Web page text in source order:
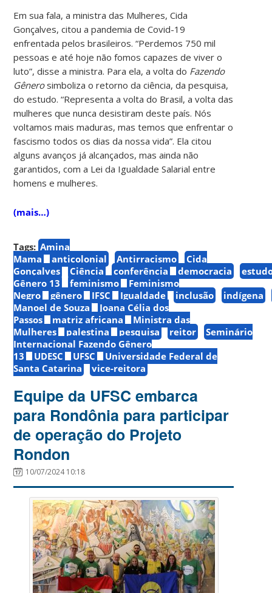
Em sua fala, a ministra das Mulheres, Cida
Gonçalves, citou a pandemia de Covid-19
enfrentada pelos brasileiros. “Perdemos 750 mil
pessoas e até hoje não fomos capazes de viver o
luto”, disse a ministra. Para ela, a volta do Fazendo
Gênerosimboliza o retorno da ciência, da pesquisa,
do estudo. “Representa a volta do Brasil, a volta das
mulheres que nunca desistiram deste país. Nós
voltamos mais maduras, mas temos que enfrentar o
fascismo todos os dias da nossa vida”. Ela citou
alguns avanços já alcançados, mas ainda não
garantidos, com a Lei da Igualdade Salarial entre
homens e mulheres.
(mais…)
Tags: Amina
Mama
anticolonial Antirracismo
Cida
Gonçalves
Ciência conferência democracia
Gênero 13
feminismo
Feminismo
Negro
gênero IFSC Igualdade inclusão
indígena
Manoel de Souza
Joana Célia dos
Passos
matriz africana
Ministra das
Mulheres
palestina pesquisa reitor
Seminário
Internacional Fazendo Gênero
13
UDESC UFSC
Universidade Federal de
Santa Catarina
vice-reitora
Equipe da UFSC embarca
para Rondônia para participar
de operação do Projeto
Rondon
10/07/2024 10:18